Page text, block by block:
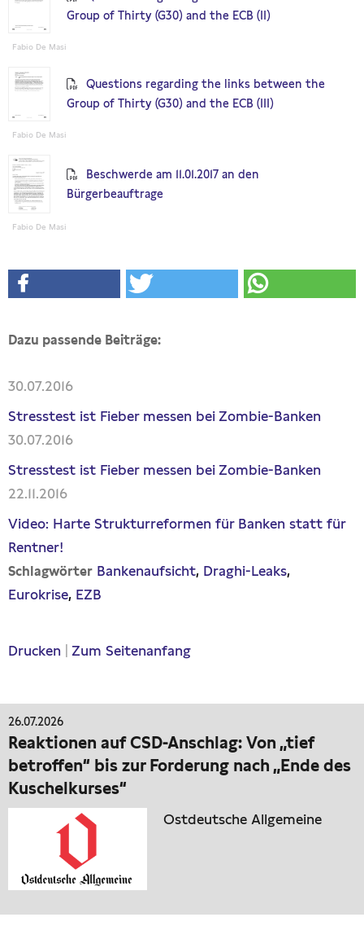
Group of Thirty (G30) and the ECB (II)
Fabio De Masi
Questions regarding the links between the
Group of Thirty (G30) and the ECB (III)
Fabio De Masi
Beschwerde am 11.01.2017 an den
Bürgerbeauftrage
Fabio De Masi
Dazu passende Beiträge:
30.07.2016
Stresstest ist Fieber messen bei Zombie-Banken
30.07.2016
Stresstest ist Fieber messen bei Zombie-Banken
22.11.2016
Video: Harte Strukturreformen für Banken statt für
Rentner!
Schlagwörter Bankenaufsicht Draghi-Leaks
Eurokrise EZB
Drucken Zum Seitenanfang
26.07.2026
Reaktionen auf CSD-Anschlag: Von „tief
betroffen“ bis zur Forderung nach „Ende des
Kuschelkurses“
Ostdeutsche Allgemeine